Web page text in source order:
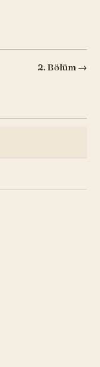
2. Bölüm →